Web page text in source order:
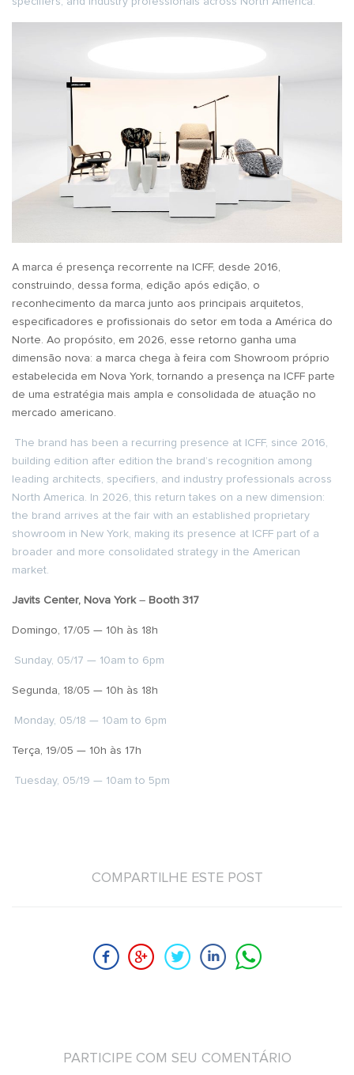
A marca é presença recorrente na ICFF, desde 2016,
construindo, dessa forma, edição após edição, o
reconhecimento da marca junto aos principais arquitetos,
especificadores e profissionais do setor em toda a América do
Norte. Ao propósito, em 2026, esse retorno ganha uma
dimensão nova: a marca chega à feira com Showroom próprio
estabelecida em Nova York, tornando a presença na ICFF parte
de uma estratégia mais ampla e consolidada de atuação no
mercado americano.
The brand has been a recurring presence at ICFF, since 2016,
building edition after edition the brand’s recognition among
leading architects, specifiers, and industry professionals across
North America. In 2026, this return takes on a new dimension:
the brand arrives at the fair with an established proprietary
showroom in New York, making its presence at ICFF part of a
broader and more consolidated strategy in the American
market.
Javits Center, Nova York– Booth 317
Domingo, 17/05 — 10h às 18h
Sunday, 05/17 — 10am to 6pm
Segunda, 18/05 — 10h às 18h
Monday, 05/18 — 10am to 6pm
Terça, 19/05 — 10h às 17h
Tuesday, 05/19 — 10am to 5pm
COMPARTILHE ESTE POST
PARTICIPE COM SEU COMENTÁRIO